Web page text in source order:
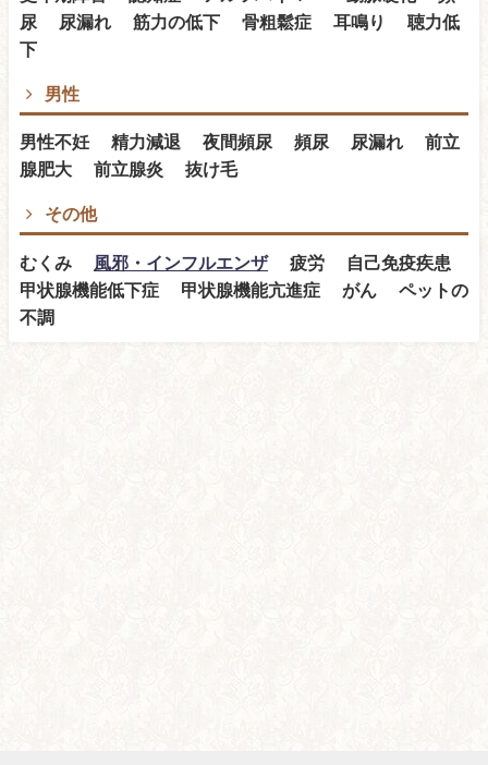
尿 尿漏れ 筋力の低下 骨粗鬆症 耳鳴り 聴力低
下
男性
男性不妊 精力減退 夜間頻尿 頻尿 尿漏れ 前立
腺肥大 前立腺炎 抜け毛
その他
むくみ 風邪・インフルエンザ疲労 自己免疫疾患
甲状腺機能低下症 甲状腺機能亢進症 がん ペットの
不調